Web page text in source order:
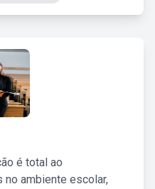
é total ao
ambiente escolar,